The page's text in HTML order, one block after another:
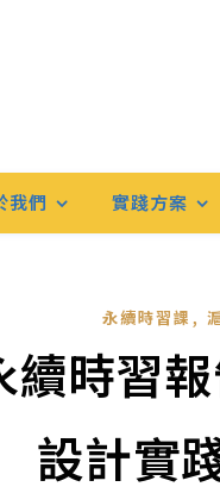
我們 實踐方案
永續時習課 ,
時習
設計實